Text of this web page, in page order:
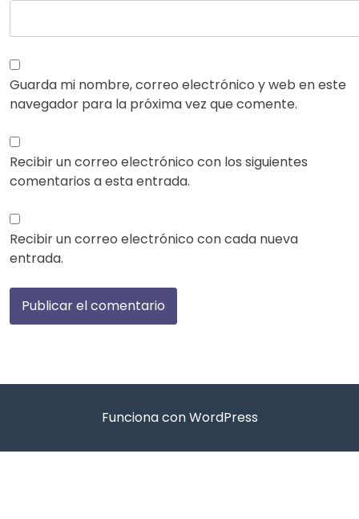
Guarda mi nombre, correo electrónico y web en este
navegador para la próxima vez que comente.
Recibir un correo electrónico con los siguientes
comentarios a esta entrada.
Recibir un correo electrónico con cada nueva
entrada.
Funciona con WordPress